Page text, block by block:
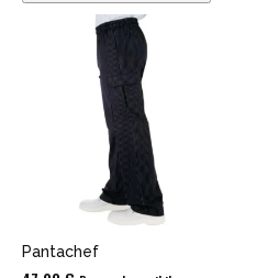
Pantachef